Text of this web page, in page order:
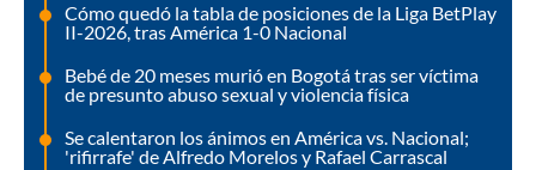
Cómo quedó la tabla de posiciones de la Liga BetPlay
II-2026, tras América 1-0 Nacional
Bebé de 20 meses murió en Bogotá tras ser víctima
de presunto abuso sexual y violencia física
Se calentaron los ánimos en América vs. Nacional;
'rifirrafe' de Alfredo Morelos y Rafael Carrascal